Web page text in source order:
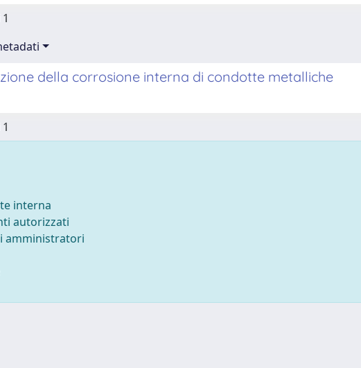
della corrosione interna di condotte metalliche
interna
autorizzati
amministratori